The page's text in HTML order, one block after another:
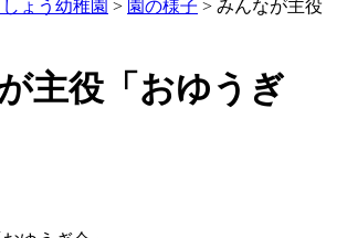
ょう幼稚園 > 園の様子 > みんなが主役
主役「おゆうぎ